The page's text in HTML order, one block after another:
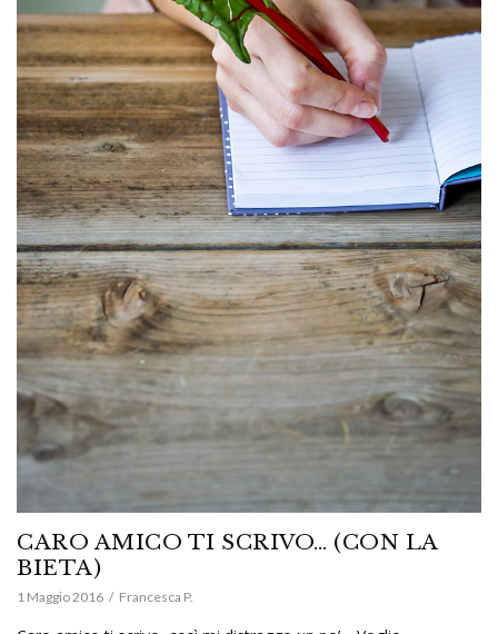
CARO AMICO TI SCRIVO… (CON LA
BIETA)
1 Maggio 2016 Francesca P.